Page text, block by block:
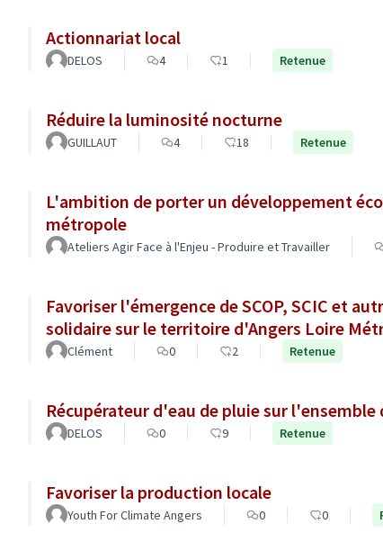
Actionnariat local
DELOS 4 1 Retenue
Réduire la luminosité nocturne
GUILLAUT 4 18 Retenue
L'ambition de porter un développement
métropole
Ateliers Agir Face à l'Enjeu - Produire et Travailler
Favoriser l'émergence de SCOP, SCIC et
solidaire sur le territoire d'Angers Loire
Clément 0 2 Retenue
Récupérateur d'eau de pluie sur
DELOS 0 9 Retenue
Favoriser la production locale
Youth For Climate Angers 0 0